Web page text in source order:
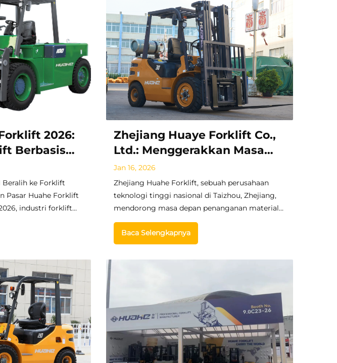
2026:
Berbasis
di
dan Eropa
Beralih ke Forklift
Pasar Huahe Forklift
industri forklift
transisi energi yang
kami
global sehingga
Zhejiang Huaye Forklift Co.,
Ltd.: Menggerakkan Masa
Depan Penanganan Material
Global dengan Inovasi dan
Keandalan
Jan 16, 2026
Zhejiang Huahe Forklift, sebuah perusahaan
teknologi tinggi nasional di Taizhou, Zhejiang,
mendorong masa depan penanganan material
global dengan solusi kendaraan industri dan
forklift yang inovatif serta andal untuk pasar di
seluruh dunia.
Baca Selengkapnya